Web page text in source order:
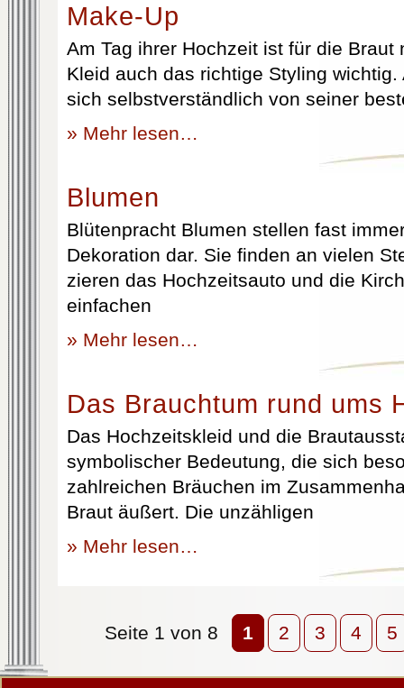
Make-Up
Am Tag ihrer Hochzeit ist für die Braut
Kleid auch das richtige Styling
sich selbstverständlich von seiner
» Mehr lesen…
Blumen
Blütenpracht Blumen stellen fast
Dekoration dar. Sie finden an vielen
zieren das Hochzeitsauto und die
einfachen
» Mehr lesen…
Das Brauchtum rund ums
Das Hochzeitskleid und die
symbolischer Bedeutung, die sich
zahlreichen Bräuchen im
Braut äußert. Die unzähligen
» Mehr lesen…
Seite 1 von 8 1 2 3 4 5